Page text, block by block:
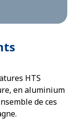
HTS
en aluminium
de ces